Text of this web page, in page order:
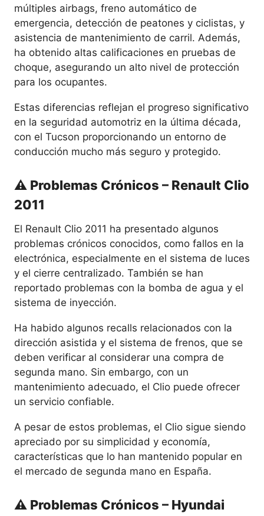
múltiples airbags, freno automático de
emergencia, detección de peatones y ciclistas, y
asistencia de mantenimiento de carril. Además,
ha obtenido altas calificaciones en pruebas de
choque, asegurando un alto nivel de protección
para los ocupantes.
Estas diferencias reflejan el progreso significativo
en la seguridad automotriz en la última década,
con el Tucson proporcionando un entorno de
conducción mucho más seguro y protegido.
⚠️ Problemas Crónicos – Renault Clio
2011
El Renault Clio 2011 ha presentado algunos
problemas crónicos conocidos, como fallos en la
electrónica, especialmente en el sistema de luces
y el cierre centralizado. También se han
reportado problemas con la bomba de agua y el
sistema de inyección.
Ha habido algunos recalls relacionados con la
dirección asistida y el sistema de frenos, que se
deben verificar al considerar una compra de
segunda mano. Sin embargo, con un
mantenimiento adecuado, el Clio puede ofrecer
un servicio confiable.
A pesar de estos problemas, el Clio sigue siendo
apreciado por su simplicidad y economía,
características que lo han mantenido popular en
el mercado de segunda mano en España.
⚠️ Problemas Crónicos – Hyundai